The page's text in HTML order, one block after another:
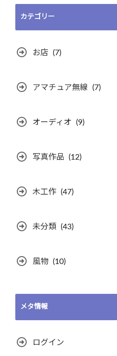
ー
イ
カテゴリー
お店 (7)
アマチュア無線 (7)
オーディオ (9)
写真作品 (12)
木工作 (47)
未分類 (43)
風物 (10)
メタ情報
ログイン